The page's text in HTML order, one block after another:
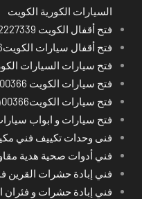
السيارات الكورية الكويت
فتح أقفال الكويت 52227339 قريب على موقعي
فتح أقفال سيارات الكويت66400366 فوري
فتح سيارات السيارات
فتح سيارات الكويت 66400366 قريب على موقعي
فتح سيارات الكويت66400366
فتح سيارات و ابواب
فنى وحدات تكييف فني
فني أدوات صحية هدية
فني إبادة حشرات القرين
فني إبادة حشرات و